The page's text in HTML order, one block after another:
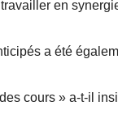
en
a été
cours » a-t-il